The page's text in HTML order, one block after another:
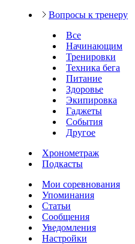
Вопросы к тренеру
Все
Начинающим
Тренировки
Техника бега
Питание
Здоровье
Экипировка
Гаджеты
События
Другое
Хронометраж
Подкасты
Мои соревнования
Упоминания
Статьи
Сообщения
Уведомления
Настройки